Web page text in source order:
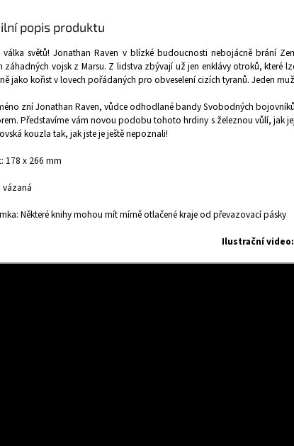
popis produktu
válka světů! Jonathan Raven v blízké budoucnosti nebojácně brání
záhadných vojsk z Marsu. Z lidstva zbývají už jen enklávy otroků, které
jako kořist v lovech pořádaných pro obveselení cizích tyranů. Jeden
zní Jonathan Raven, vůdce odhodlané bandy Svobodných
Představíme vám novou podobu tohoto hrdiny s železnou vůlí, jak
kouzla tak, jak jste je ještě nepoznali!
178 x 266 mm
vázaná
Některé knihy mohou mít mírně otlačené kraje od převazovací pásky
Ilustrační video: